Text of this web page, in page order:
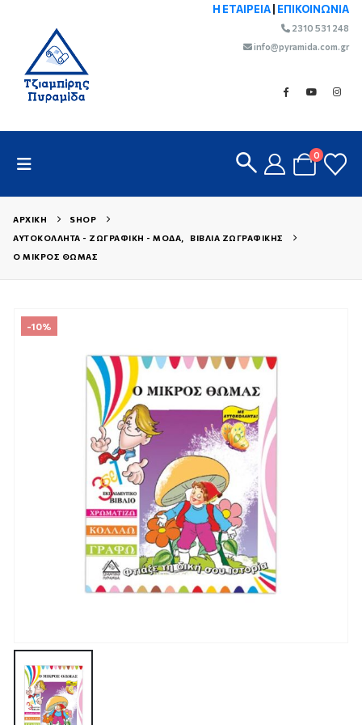
Η ΕΤΑΙΡΕΙΑ ΕΠΙΚΟΙΝΩΝΙΑ
2310 531 248
info@pyramida.com.gr
0
ΑΡΧΙΚΉ
SHOP
ΑΥΤΟΚΌΛΛΗΤΑ - ΖΩΓΡΑΦΙΚΉ - ΜΌΔΑ,
ΒΙΒΛΊΑ ΖΩΓΡΑΦΙΚΉΣ
Ο ΜΙΚΡΌΣ ΘΩΜΆΣ
-10%